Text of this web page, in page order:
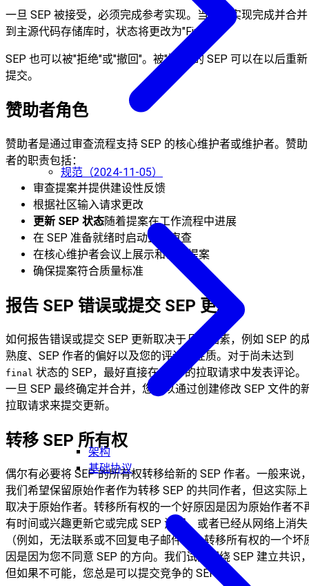
规范（2024-11-05）
架构
基础协议
一旦 SEP 被接受，必须完成参考实现。当参考实现完成并合并
到主源代码存储库时，状态将更改为"Final”。
SEP 也可以被"拒绝"或"撤回"。被"撤回"的 SEP 可以在以后重新
提交。
赞助者角色
赞助者是通过审查流程支持 SEP 的核心维护者或维护者。赞助
者的职责包括：
审查提案并提供建设性反馈
根据社区输入请求更改
更新 SEP 状态随着提案在工作流程中进展
在 SEP 准备就绪时启动正式审查
在核心维护者会议上展示和讨论提案
确保提案符合质量标准
报告 SEP 错误或提交 SEP 更新
如何报告错误或提交 SEP 更新取决于几个因素，例如 SEP 的
熟度、SEP 作者的偏好以及您的评论的性质。对于尚未达到
final 状态的 SEP，最好直接在 SEP 的拉取请求中发表评论。
一旦 SEP 最终确定并合并，您可以通过创建修改 SEP 文件的
拉取请求来提交更新。
转移 SEP 所有权
偶尔有必要将 SEP 的所有权转移给新的 SEP 作者。一般来说
我们希望保留原始作者作为转移 SEP 的共同作者，但这实际上
取决于原始作者。转移所有权的一个好原因是因为原始作者不
有时间或兴趣更新它或完成 SEP 流程，或者已经从网络上消失
（例如，无法联系或不回复电子邮件）。转移所有权的一个坏
因是因为您不同意 SEP 的方向。我们试图围绕 SEP 建立共识
但如果不可能，您总是可以提交竞争的 SEP。